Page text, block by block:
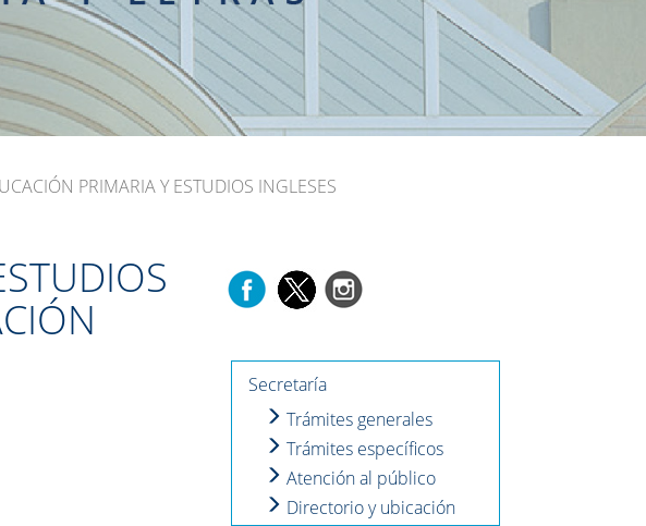
PRIMARIA Y ESTUDIOS INGLESES
Secretaría
Trámites generales
Trámites específicos
Atención al público
Directorio y ubicación